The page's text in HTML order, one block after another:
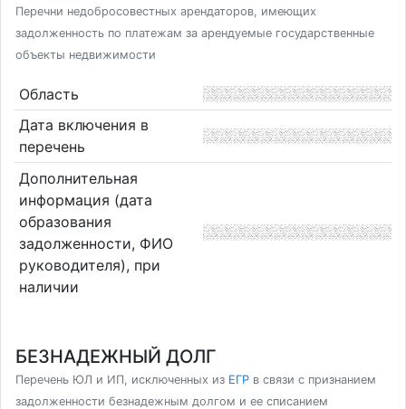
Перечни недобросовестных арендаторов, имеющих
задолженность по платежам за арендуемые государственные
объекты недвижимости
Область
Дата включения в
перечень
Дополнительная
информация (дата
образования
задолженности, ФИО
руководителя), при
наличии
БЕЗНАДЕЖНЫЙ ДОЛГ
Перечень ЮЛ и ИП, исключенных из ЕГР в связи с признанием
задолженности безнадежным долгом и ее списанием